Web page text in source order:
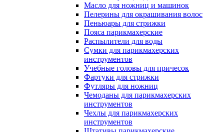
Масло для ножниц и машинок
Пелерины для окрашивания волос
Пеньюары для стрижки
Пояса парикмахерские
Распылители для воды
Сумки для парикмахерских
инструментов
Учебные головы для причесок
Фартуки для стрижки
Футляры для ножниц
Чемоданы для парикмахерских
инструментов
Чехлы для парикмахерских
инструментов